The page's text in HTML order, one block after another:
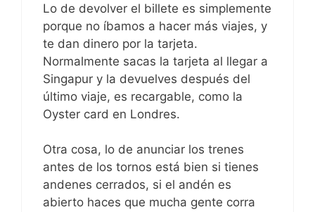
Lo de devolver el billete es simplemente
porque no íbamos a hacer más viajes, y
te dan dinero por la tarjeta.
Normalmente sacas la tarjeta al llegar a
Singapur y la devuelves después del
último viaje, es recargable, como la
Oyster card en Londres.
Otra cosa, lo de anunciar los trenes
antes de los tornos está bien si tienes
andenes cerrados, si el andén es
abierto haces que mucha gente corra